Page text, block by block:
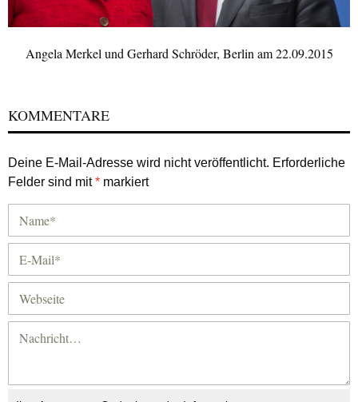
Angela Merkel und Gerhard Schröder, Berlin am 22.09.2015
KOMMENTARE
Deine E-Mail-Adresse wird nicht veröffentlicht. Erforderliche
Felder sind mit* markiert